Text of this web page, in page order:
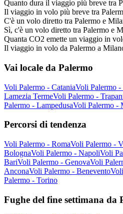
Quanto dura il viaggio più breve tra
Il viaggio in volo più breve tra
C'è un volo diretto tra Palermo e
Sì, c'è un volo diretto tra Palermo e
Quanta CO2 emette un viaggio in
Il viaggio in volo da Palermo a
Vai locale da Palermo
Voli Palermo - CataniaVoli Palermo -
Lamezia TermeVoli Palermo -
Palermo - LampedusaVoli Palermo -
Percorsi di tendenza
Voli Palermo - RomaVoli Palermo -
BolognaVoli Palermo - NapoliVoli
BariVoli Palermo - GenovaVoli
AnconaVoli Palermo - Benevento
Palermo - Torino
Fughe del fine settimana da